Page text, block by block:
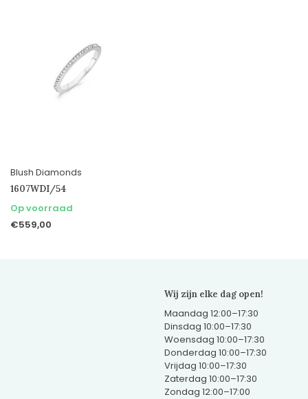
Blush Diamonds
1607WDI/54
Op voorraad
€559,00
Wij zijn elke dag open!
Maandag 12:00–17:30
Dinsdag 10:00–17:30
Woensdag 10:00–17:30
Donderdag 10:00–17:30
Vrijdag 10:00–17:30
Zaterdag 10:00–17:30
Zondag 12:00–17:00